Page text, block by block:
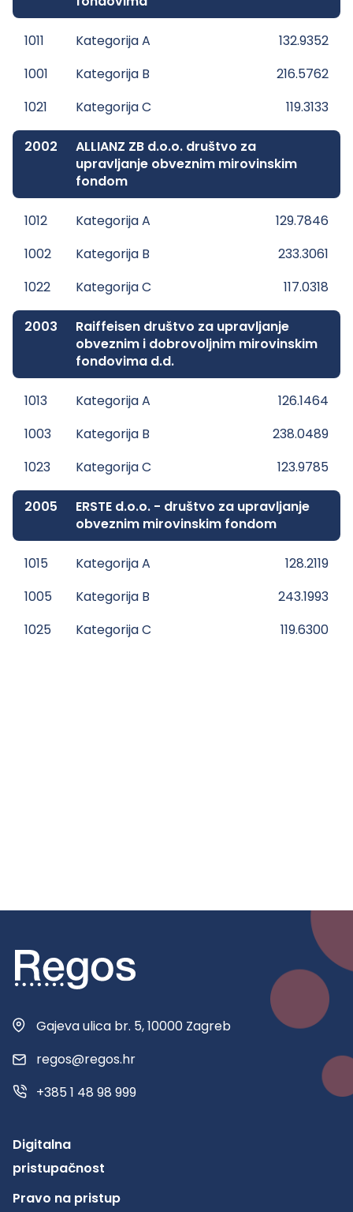
1011 Kategorija A
132.9352
1001
Kategorija B
216.5762
1021
Kategorija C 119.3133
2002
ALLIANZ ZB d.o.o. društvo za
upravljanje obveznim mirovinskim
fondom
1012 Kategorija A
129.7846
1002
Kategorija B
233.3061
1022
Kategorija C 117.0318
2003
Raiffeisen društvo za upravljanje
obveznim i dobrovoljnim mirovinskim
fondovima d.d.
1013 Kategorija A
126.1464
1003
Kategorija B
238.0489
1023
Kategorija C 123.9785
2005
ERSTE d.o.o. - društvo za upravljanje
obveznim mirovinskim fondom
1015 Kategorija A
128.2119
1005
Kategorija B
243.1993
1025
Kategorija C 119.6300
Gajeva ulica br. 5, 10000 Zagreb
regos@regos.hr
+385 1 48 98 999
Digitalna
pristupačnost
Pravo na pristup